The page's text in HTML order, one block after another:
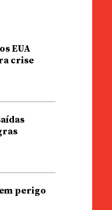
EUA
crise
perigo